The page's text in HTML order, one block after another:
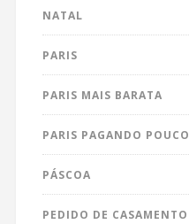
NATAL
PARIS
PARIS MAIS BARATA
PARIS PAGANDO POUCO
PÁSCOA
PEDIDO DE CASAMENTO